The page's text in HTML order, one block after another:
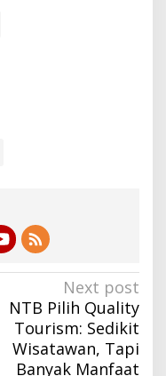
Next post
NTB Pilih Quality
Tourism: Sedikit
Wisatawan, Tapi
Banyak Manfaat